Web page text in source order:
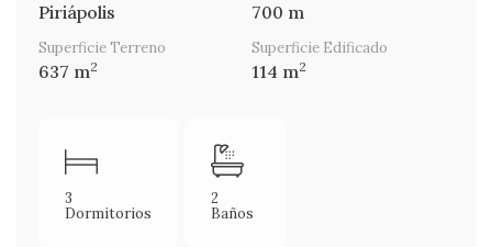
Piriápolis 700 m
Superficie Terreno
637 m2
Superficie Edificado
114 m2
3
Dormitorios
2
Baños